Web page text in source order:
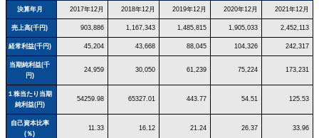
決算年月 2017年12月 2018年12月 2019年12月 2020年12月 2021年12月
売上高(千円) 903,886 1,167,343 1,485,815 1,905,033 2,452,113
経常利益(千円) 45,204 43,668 88,045 104,326 242,317
当期純利益(千
円)
24,959 30,050 61,239 75,224 173,231
１株当たり当期
純利益(円)
54259.98 65327.01 443.77 54.51 125.53
自己資本比率
(％)
11.33 16.12 21.24 26.37 33.96